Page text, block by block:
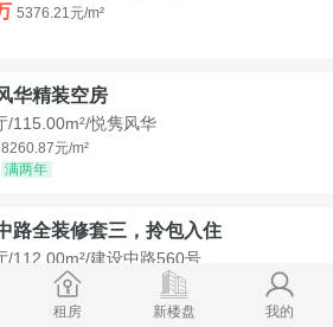
5376.21元/m²
华精装空房
/115.00m²/悦隽风华
8260.87元/m²
满两年
路全装修套三，拎包入住
/112.00m²/建设中路560号
3125元/m²
租房 新楼盘 我的